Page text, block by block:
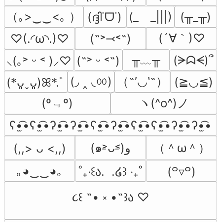
（｡>‿‿<｡ ）
(ദ്ദി˙ᗜ˙) (_　_|||)
(╥_╥)
♡(.◜ω◝.)♡
(˶˃⤙˂˶)
(´∀｀)♡
⸜(｡˃ ᵕ ˂ )⸝♡ (˶˃ ᵕ ˂˶) ╥﹏╥
(ᗒᗣᗕ)՞
(*ᴗ͈ˬᴗ͈)ꕤ*.ﾟ (◞ ‸ ◟ㆀ) （˶′◡‵˶）
(≧◡≦)
(º﹃º)
ヽ(^o^)ノ
ʕ•̫͡•ʕ•̫͡•ʔ•̫͡•ʔ•̫͡•ʕ•̫͡•ʔ•̫͡•ʕ•̫͡•ʕ•̫͡•ʔ•̫͡•ʔ•̫͡•
(,,> ᴗ <,,)
(๑˃̵ᴗ˂̵)و
（＾ω＾）
｡◕‿‿◕｡
˚₊‧꒰ა.  .໒꒱ ‧₊˚
(꒪▿꒪)
૮꒰ ˶• ༝ •˶꒱ა ♡